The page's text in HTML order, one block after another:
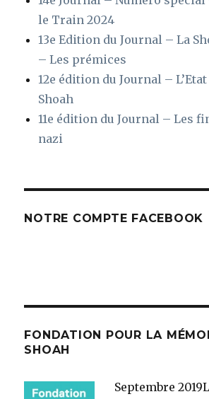
le Train 2024
13e Edition du Journal – La
– Les prémices
12e édition du Journal –
Shoah
11e édition du Journal – Les
nazi
NOTRE COMPTE FACEBOOK
FONDATION POUR LA
SHOAH
Septembre 2019